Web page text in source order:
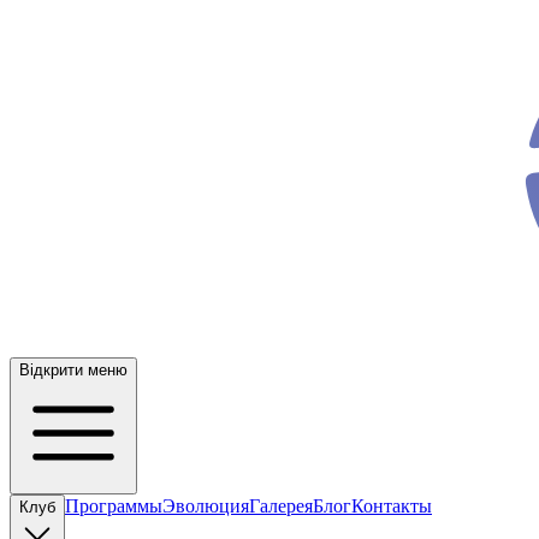
Відкрити меню
Клуб ПрограммыЭволюцияГалереяБлогКонтакты